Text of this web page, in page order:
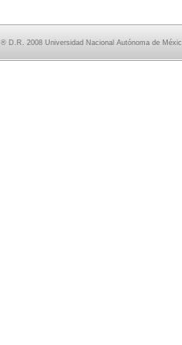
® D.R. 2008 Universidad Nacional Autónoma de